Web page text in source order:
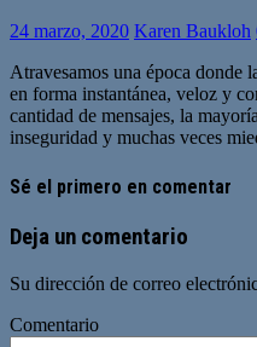
24 marzo, 2020 Karen Baukloh
Atravesamos una época donde
en forma instantánea, veloz y
cantidad de mensajes, la
inseguridad y muchas veces
Sé el primero en comentar
Deja un comentario
Su dirección de correo
Comentario